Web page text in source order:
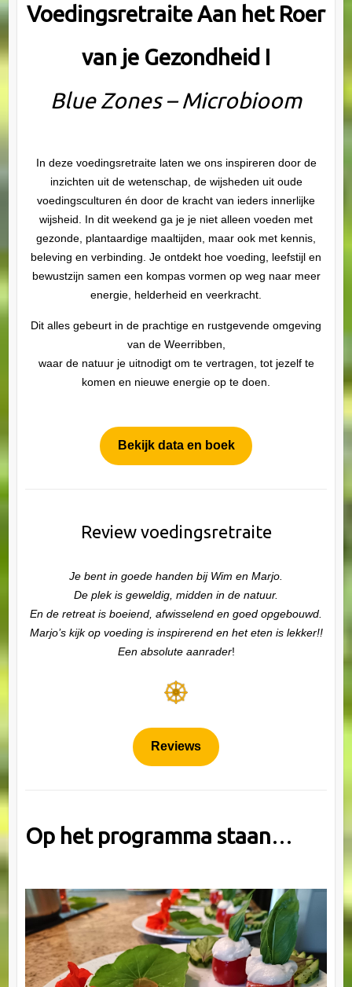
Voedingsretraite Aan het Roer
van je Gezondheid I
Blue Zones – Microbioom
In deze voedingsretraite laten we ons inspireren door de
inzichten uit de wetenschap, de wijsheden uit oude
voedingsculturen én door de kracht van ieders innerlijke
wijsheid. In dit weekend ga je je niet alleen voeden met
gezonde, plantaardige maaltijden, maar ook met kennis,
beleving en verbinding. Je ontdekt hoe voeding, leefstijl en
bewustzijn samen een kompas vormen op weg naar meer
energie, helderheid en veerkracht.
Dit alles gebeurt in de prachtige en rustgevende omgeving
van de Weerribben,
waar de natuur je uitnodigt om te vertragen, tot jezelf te
komen en nieuwe energie op te doen.
Bekijk data en boek
Review voedingsretraite
Je bent in goede handen bij Wim en Marjo.
De plek is geweldig, midden in de natuur.
En de retreat is boeiend, afwisselend en goed opgebouwd.
Marjo’s kijk op voeding is inspirerend en het eten is lekker!!
Een absolute aanrader!
Reviews
Op het programma staan…